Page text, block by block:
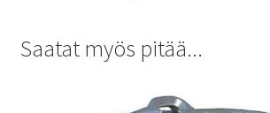
Saatat myös pitää...